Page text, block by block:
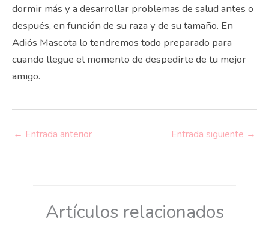
dormir más y a desarrollar problemas de salud antes o
después, en función de su raza y de su tamaño. En
Adiós Mascota lo tendremos todo preparado para
cuando llegue el momento de despedirte de tu mejor
amigo.
← Entrada anterior Entrada siguiente →
Artículos relacionados